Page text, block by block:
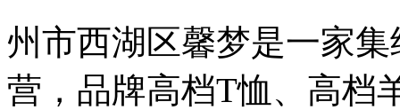
州市西湖区馨梦是一家
营，品牌高档T恤、高档